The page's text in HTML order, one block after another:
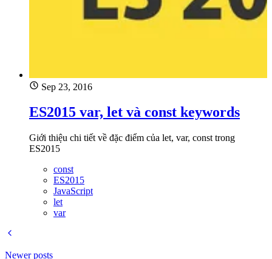
Sep 23, 2016
ES2015 var, let và const keywords
Giới thiệu chi tiết về đặc điểm của let, var, const trong
ES2015
const
ES2015
JavaScript
let
var
Newer posts